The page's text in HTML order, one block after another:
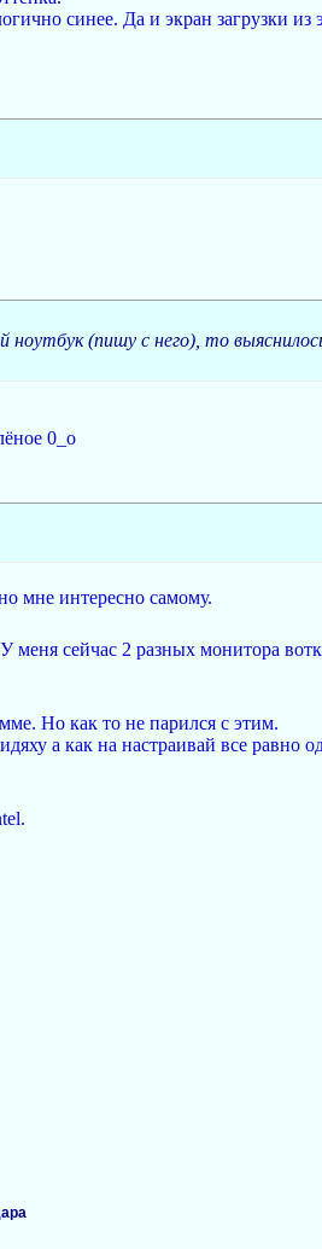
синее. Да и экран загрузки
(пишу с него), то
0_о
мне интересно самому.
меня сейчас 2 разных монитора
Но как то не парился с этим.
а как на настраивай все равно